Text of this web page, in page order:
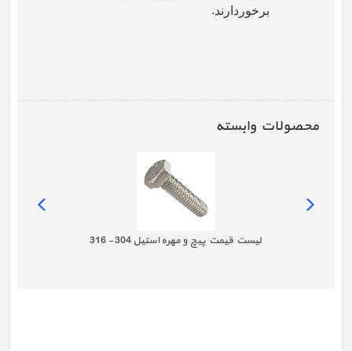
برخوردارند.
محصولات وابسته
لیست قیمت پیچ و مهره استیل 304 - 316